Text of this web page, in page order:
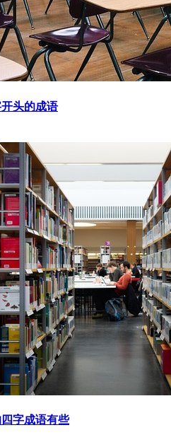
头的成语
字成语有些